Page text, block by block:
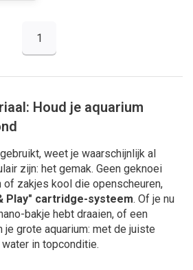
1
Houd je aquarium
weet je waarschijnlijk al
zijn: het gemak. Geen geknoei
zakjes kool die openscheuren,
Play" cartridge-systeem. Of je nu
bakje hebt draaien, of een
je grote aquarium: met de juiste
in topconditie.